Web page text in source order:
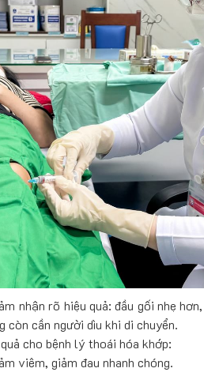
nhận rõ hiệu quả: đầu gối nhẹ
còn cần người dìu khi di chuyển.
cho bệnh lý thoái hóa khớp:
viêm, giảm đau nhanh chóng.